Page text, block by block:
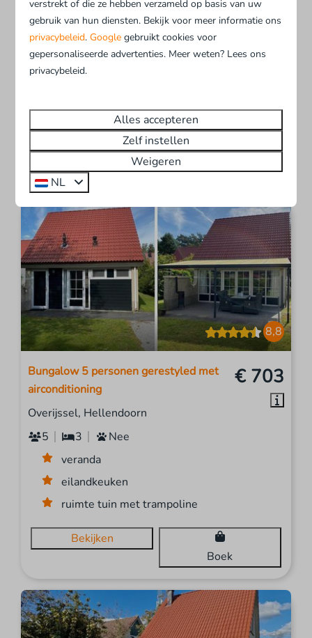
Overijssel, Hellendoorn
Nee
Rolstoelvriendelijk
Aangepaste badkamer
Bekijken
8,8
€ 703
Bungalow 5 personen gerestyled met
airconditioning
Overijssel, Hellendoorn
5
3
Nee
veranda
eilandkeuken
ruimte tuin met trampoline
Bekijken
Boek
verstrekt of die ze hebben verzameld op basis van uw
gebruik van hun diensten. Bekijk voor meer informatie ons
privacybeleid.Google gebruikt cookies voor
gepersonaliseerde advertenties. Meer weten? Lees ons
privacybeleid.
Alles accepteren
Zelf instellen
Weigeren
NL